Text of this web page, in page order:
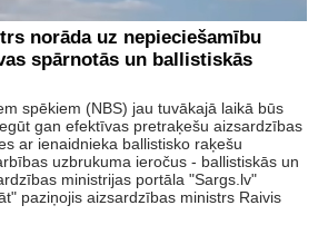
norāda uz nepieciešamību
spārnotās un ballistiskās
spēkiem (NBS) jau tuvākajā laikā būs
gan efektīvas pretraķešu aizsardzības
ar ienaidnieka ballistisko raķešu
uzbrukuma ieročus - ballistiskās un
ministrijas portāla "Sargs.lv"
paziņojis aizsardzības ministrs Raivis